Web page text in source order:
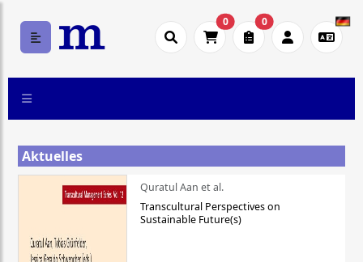
0 0
Aktuelles
Quratul Aan et al.
Transcultural Perspectives on
Sustainable Future(s)